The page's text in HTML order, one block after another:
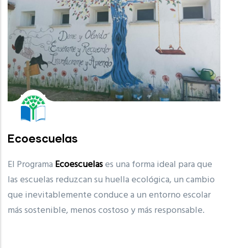
Ecoescuelas
El Programa Ecoescuelases una forma ideal para que
las escuelas reduzcan su huella ecológica, un cambio
que inevitablemente conduce a un entorno escolar
más sostenible, menos costoso y más responsable.